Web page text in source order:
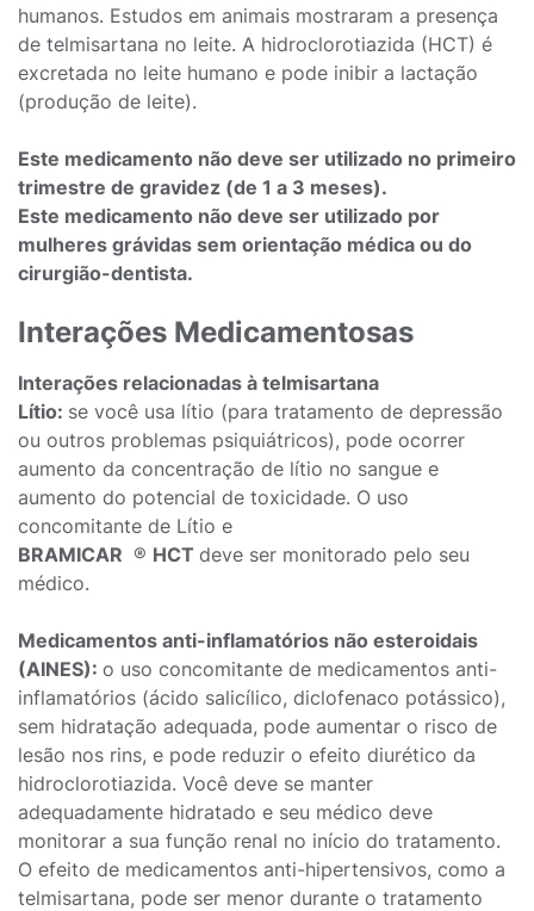
humanos. Estudos em animais mostraram a presença
de telmisartana no leite. A hidroclorotiazida (HCT) é
excretada no leite humano e pode inibir a lactação
(produção de leite).
Este medicamento não deve ser utilizado no primeiro
trimestre de gravidez (de 1 a 3 meses).
Este medicamento não deve ser utilizado por
mulheres grávidas sem orientação médica ou do
cirurgião-dentista.
Interações Medicamentosas
Interações relacionadas à telmisartana
Lítio: se você usa lítio (para tratamento de depressão
ou outros problemas psiquiátricos), pode ocorrer
aumento da concentração de lítio no sangue e
aumento do potencial de toxicidade. O uso
concomitante de Lítio e
BRAMICAR ® HCT deve ser monitorado pelo seu
médico.
Medicamentos anti-inflamatórios não esteroidais
(AINES): o uso concomitante de medicamentos anti-
inflamatórios (ácido salicílico, diclofenaco potássico),
sem hidratação adequada, pode aumentar o risco de
lesão nos rins, e pode reduzir o efeito diurético da
hidroclorotiazida. Você deve se manter
adequadamente hidratado e seu médico deve
monitorar a sua função renal no início do tratamento.
O efeito de medicamentos anti-hipertensivos, como a
telmisartana, pode ser menor durante o tratamento